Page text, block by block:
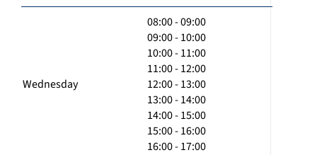
Wednesday
08:00 - 09:00
09:00 - 10:00
10:00 - 11:00
11:00 - 12:00
12:00 - 13:00
13:00 - 14:00
14:00 - 15:00
15:00 - 16:00
16:00 - 17:00